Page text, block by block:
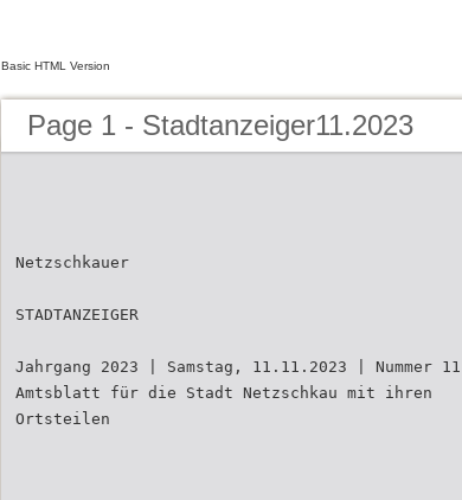
Basic HTML Version
Page 1 - Stadtanzeiger11.2023
Netzschkauer
STADTANZEIGER
Jahrgang 2023 | Samstag, 11.11.2023 | Nummer 11
Amtsblatt für die Stadt Netzschkau mit ihren
Ortsteilen